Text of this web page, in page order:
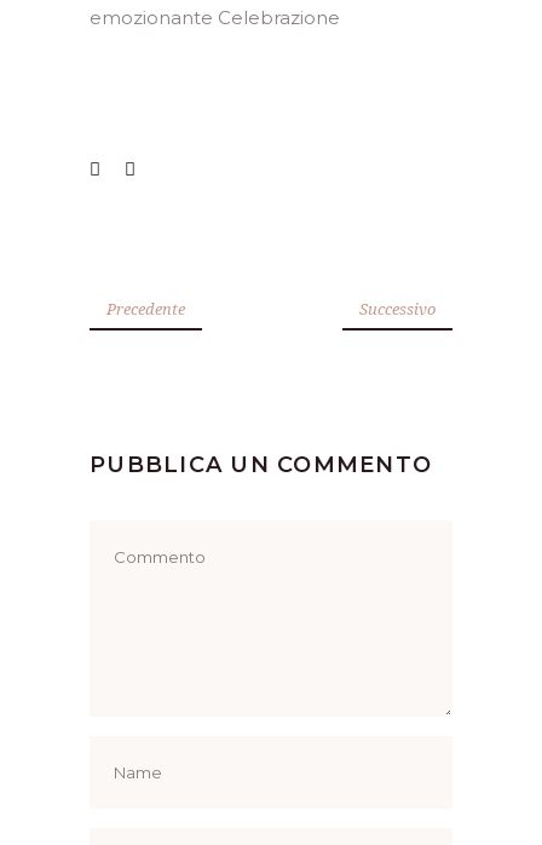
emozionante Celebrazione
Precedente Successivo
PUBBLICA UN COMMENTO